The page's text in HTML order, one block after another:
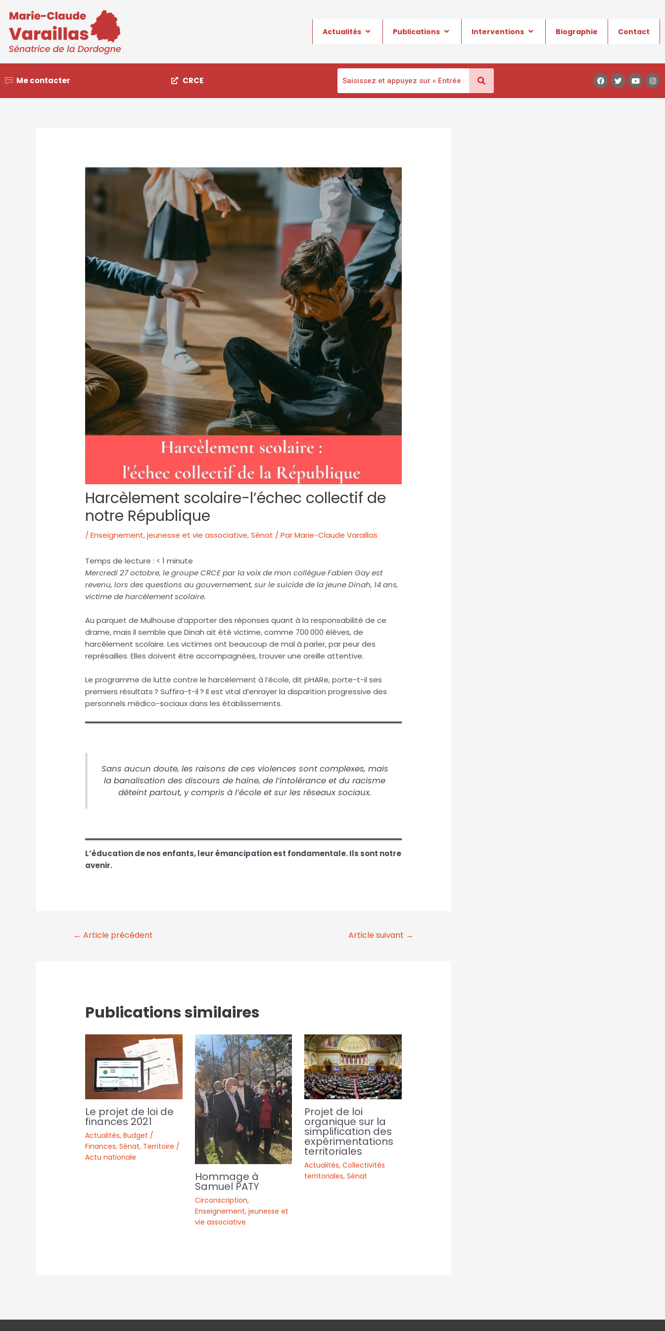
Actualités Publications Interventions Biographie Contact
Me contacter CRCE
Harcèlement scolaire-l’échec collectif de
notre République
/Enseignement, jeunesse et vie associative,Sénat / ParMarie-Claude Varaillas
Temps de lecture : < 1 minute
Mercredi 27 octobre, le groupe CRCE par la voix de mon collègue Fabien Gay est
revenu, lors des questions au gouvernement, sur le suicide de la jeune Dinah, 14 ans,
victime de harcèlement scolaire.
Au parquet de Mulhouse d’apporter des réponses quant à la responsabilité de ce
drame, mais il semble que Dinah ait été victime, comme 700 000 élèves, de
harcèlement scolaire. Les victimes ont beaucoup de mal à parler, par peur des
représailles. Elles doivent être accompagnées, trouver une oreille attentive.
Le programme de lutte contre le harcèlement à l’école, dit pHARe, porte-t-il ses
premiers résultats ? Suffira-t-il ? Il est vital d’enrayer la disparition progressive des
personnels médico-sociaux dans les établissements.
Sans aucun doute, les raisons de ces violences sont complexes, mais
la banalisation des discours de haine, de l’intolérance et du racisme
déteint partout, y compris à l’école et sur les réseaux sociaux.
L’éducation de nos enfants, leur émancipation est fondamentale. Ils sont notre
avenir.
← Article précédent Article suivant →
Publications similaires
Le projet de loi de
finances 2021
Actualités,Budget /
Finances,Sénat, Territoire /
Actu nationale
Hommage à
Samuel PATY
Circonscription,
Enseignement, jeunesse et
vie associative
Projet de loi
organique sur la
simplification des
expérimentations
territoriales
Actualités,Collectivités
territoriales,Sénat